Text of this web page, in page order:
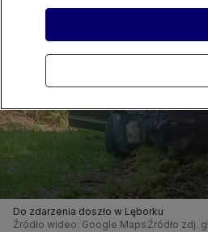
Do zdarzenia doszło w Lęborku
Źródło wideo: Google Maps Źródło zdj.